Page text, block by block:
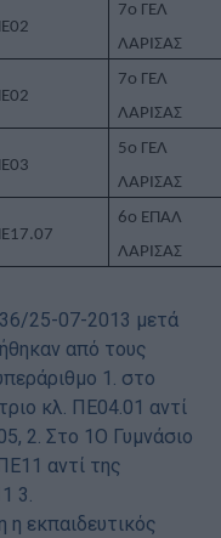
7ο ΓΕΛ
ΛΑΡΙΣΑΣ
7ο ΓΕΛ
ΛΑΡΙΣΑΣ
5ο ΓΕΛ
ΛΑΡΙΣΑΣ
6ο ΕΠΑΛ
ΛΑΡΙΣΑΣ
25-07-2013 μετά
από τους
1. στο
κλ. ΠΕ04.01 αντί
2. Στο 1Ο Γυμνάσιο
αντί της
3.
η εκπαιδευτικός